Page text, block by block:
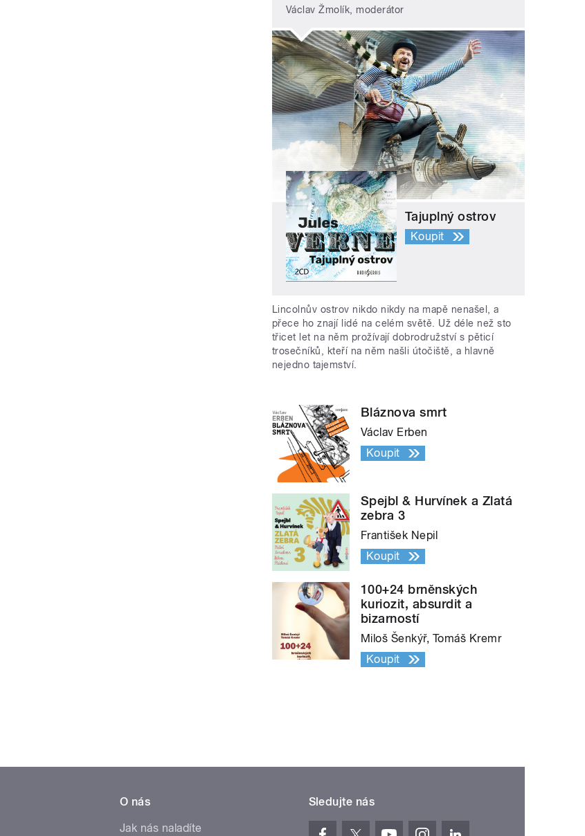
Václav Žmolík, moderátor
Tajuplný ostrov
Koupit
Lincolnův ostrov nikdo nikdy na mapě nenašel, a
přece ho znají lidé na celém světě. Už déle než sto
třicet let na něm prožívají dobrodružství s pěticí
trosečníků, kteří na něm našli útočiště, a hlavně
nejedno tajemství.
Bláznova smrt
Václav Erben
Koupit
Spejbl & Hurvínek a Zlatá
zebra 3
František Nepil
Koupit
100+24 brněnských
kuriozit, absurdit a
bizarností
Miloš Šenkýř, Tomáš Kremr
Koupit
O nás
Jak nás naladíte
Sledujte nás